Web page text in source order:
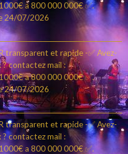
a 800 000 000€ ✅.
24/07/2026
transparent et rapide -✅ Avez-
contactez mail :
a 800 000 000€ ✅.
24/07/2026
transparent et rapide -✅ Avez-
contactez mail :
a 800 000 000€ ✅.